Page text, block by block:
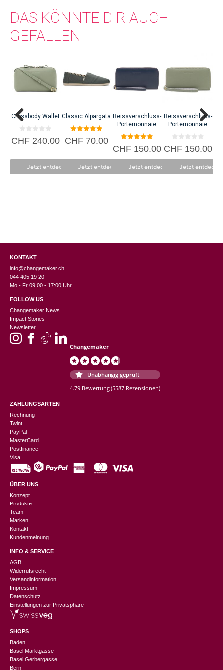
DAS KÖNNTE DIR AUCH
GEFALLEN
Crossbody Wallet
0
v
CHF240.00
Jetzt entdecken
Classic Alpargata
5.00
von 5
CHF70.00
Jetzt entdecken
weist
Die
Optionen
können
Produktseite
Reissverschluss-
Portemonnaie
5.00
von 5
CHF150.00
Jetzt entdecken
Reissverschluss-
Portemonnaie
0
v
CHF150.00
Jetzt
KONTAKT
info@changemaker.ch
044 405 19 20
Mo - Fr 09:00 - 17:00 Uhr
FOLLOW US
Changemaker News
Impact Stories
Newsletter
Changemaker
Unabhängig geprüft
4.79 Bewertung (5587 Rezensionen)
ZAHLUNGSARTEN
Rechnung
Twint
PayPal
MasterCard
Postfinance
Visa
ÜBER UNS
Konzept
Produkte
Team
Marken
Kontakt
Kundenmeinung
INFO & SERVICE
AGB
Widerrufsrecht
Versandinformation
Impressum
Datenschutz
Einstellungen zur Privatsphäre
SHOPS
Baden
Basel Marktgasse
Basel Gerbergasse
Bern